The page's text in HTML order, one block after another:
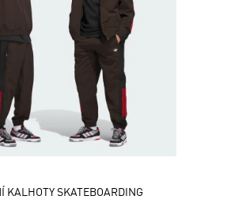
KALHOTY SKATEBOARDING